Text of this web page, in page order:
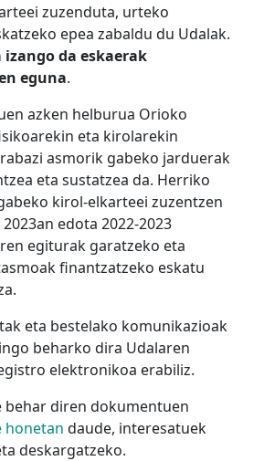
zuzenduta, urteko
epea zabaldu du Udalak.
da eskaerak
eguna.
azken helburua Orioko
eta kirolarekin
asmorik gabeko jarduerak
eta sustatzea da. Herriko
kirol-elkarteei zuzentzen
edota 2022-2023
egiturak garatzeko eta
finantzatzeko eskatu
eta bestelako komunikazioak
beharko dira Udalaren
elektronikoa erabiliz.
behar diren dokumentuen
honetan daude, interesatuek
deskargatzeko.